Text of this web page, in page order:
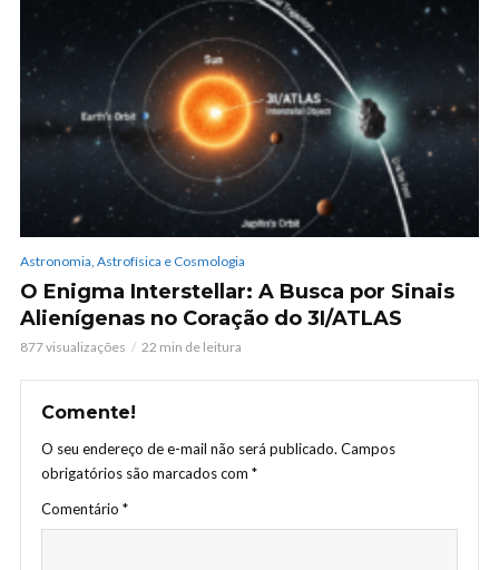
Astronomia, Astrofísica e Cosmologia
O Enigma Interstellar: A Busca por Sinais
Alienígenas no Coração do 3I/ATLAS
877 visualizações 22 min de leitura
Comente!
O seu endereço de e-mail não será publicado. Campos
obrigatórios são marcados com *
Comentário *